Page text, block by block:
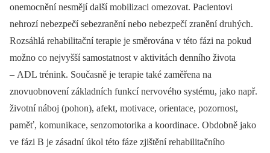
onemocnění nesmějí další mobilizaci omezovat. Pacientovi
nehrozí nebezpečí sebezranění nebo nebezpečí zranění druhých.
Rozsáhlá rehabilitační terapie je směrována v této fázi na pokud
možno co nejvyšší samostatnost v aktivitách denního života
–⁠ ADL trénink. Současně je terapie také zaměřena na
znovuobnovení základních funkcí nervového systému, jako např.
životní náboj (pohon), afekt, motivace, orientace, pozornost,
paměť, komunikace, senzomotorika a koordinace. Obdobně jako
ve fázi B je zásadní úkol této fáze zjištění rehabilitačního